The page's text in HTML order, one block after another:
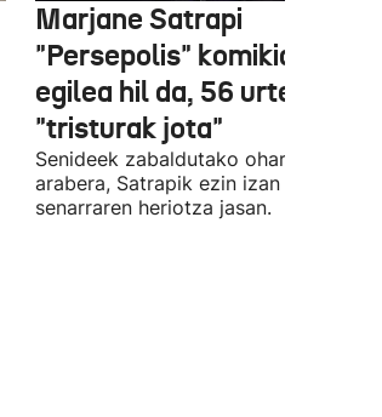
Marjane Satrapi
"Persepolis" komikiaren
egilea hil da, 56 urte
"tristurak jota"
Senideek zabaldutako oharraren
arabera, Satrapik ezin izan du
senarraren heriotza jasan.